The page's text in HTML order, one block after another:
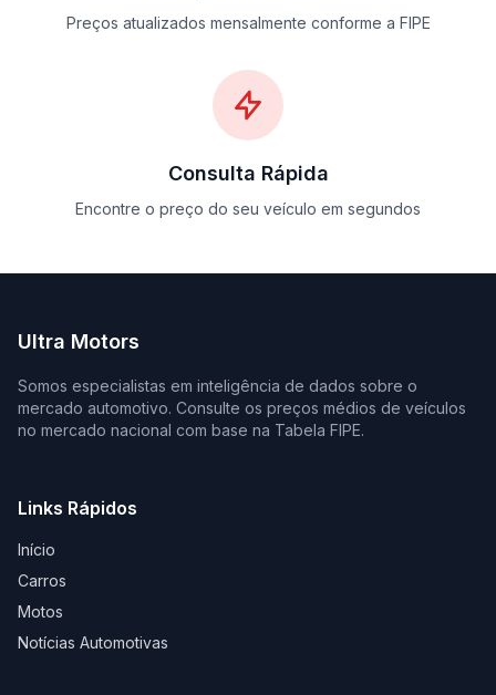
Preços atualizados mensalmente conforme a FIPE
Consulta Rápida
Encontre o preço do seu veículo em segundos
Ultra Motors
Somos especialistas em inteligência de dados sobre o
mercado automotivo. Consulte os preços médios de veículos
no mercado nacional com base na Tabela FIPE.
Links Rápidos
Início
Carros
Motos
Notícias Automotivas